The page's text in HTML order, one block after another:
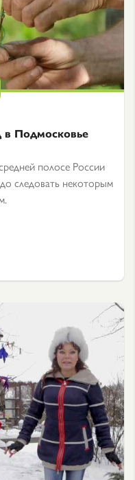
Подмосковье
полосе России
следовать некоторым